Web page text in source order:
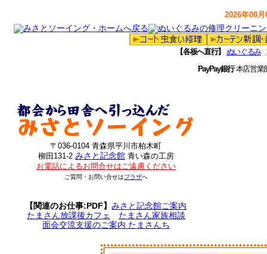
2026年08
【各板へ直行】 ぬいぐるみ
PayPay銀行本店営
〒036-0104 青森県平川市柏木町
柳田131-2 みさと記念館 青い森の工房
お電話によるお問合せはご遠慮ください
ご質問・お問い合せはプラザへ
【関連のお仕事:PDF】みさと記念館ご案内
たまさん放課後カフェ
たまさん家族相談
面会交流支援のご案内 たまさんち